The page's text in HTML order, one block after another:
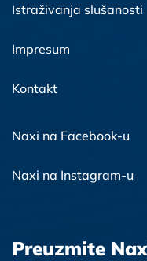
Istraživanja slušanosti
Impresum
Kontakt
Naxi na Facebook-u
Naxi na Instagram-u
Preuzmite